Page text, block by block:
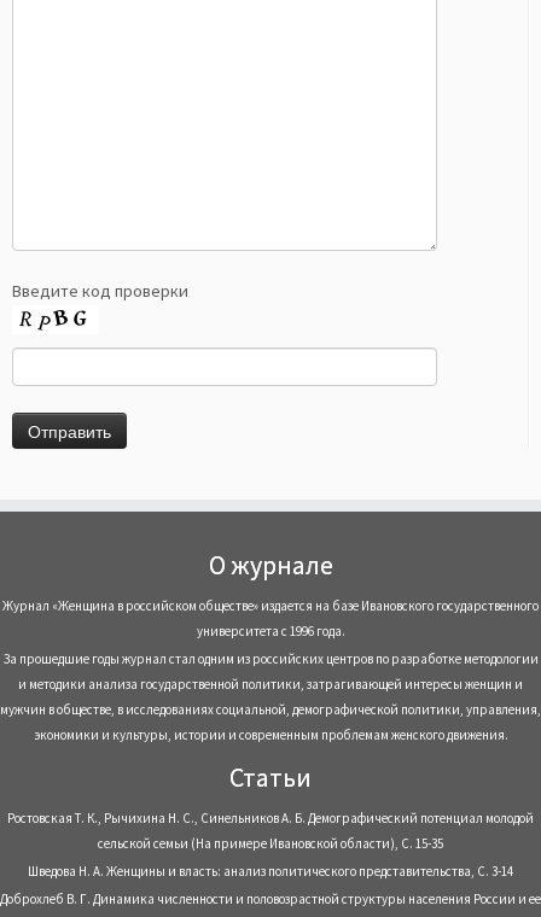
Введите код проверки
О журнале
Журнал «Женщина в российском обществе» издается на базе Ивановского государственного
университета с 1996 года.
За прошедшие годы журнал стал одним из российских центров по разработке методологии
и методики анализа государственной политики, затрагивающей интересы женщин и
мужчин в обществе, в исследованиях социальной, демографической политики, управления,
экономики и культуры, истории и современным проблемам женского движения.
Статьи
Ростовская Т. К., Рычихина Н. С., Синельников А. Б. Демографический потенциал молодой
сельской семьи (На примере Ивановской области), С. 15-35
Шведова Н. А. Женщины и власть: анализ политического представительства, С. 3-14
Доброхлеб В. Г. Динамика численности и половозрастной структуры населения России и ее